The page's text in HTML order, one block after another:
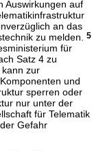
Auswirkungen auf
an das
zu melden.
5
für
Satz 4 zu
zur
und
sperren oder
nur unter der
für Telematik
Gefahr